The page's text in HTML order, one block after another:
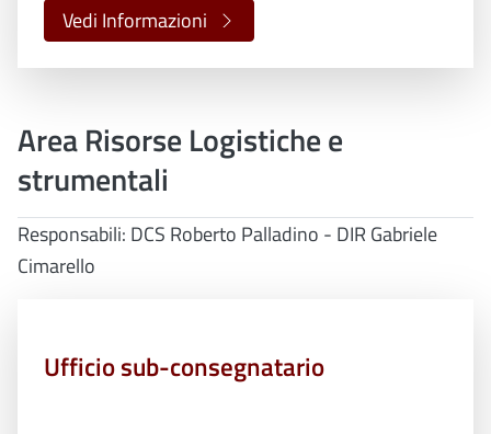
Vedi Informazioni
Area Risorse Logistiche e
strumentali
Responsabili: DCS Roberto Palladino - DIR Gabriele
Cimarello
Ufficio sub-consegnatario